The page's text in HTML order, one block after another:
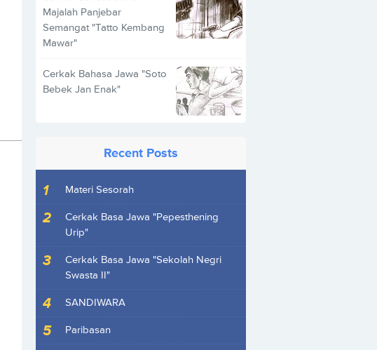
Majalah Panjebar
Semangat "Tatto Kembang
Mawar"
Cerkak Bahasa Jawa "Soto
Bebek Jan Enak"
Recent Posts
Materi Sesorah
Cerkak Basa Jawa "Pepesthening
Urip"
Cerkak Basa Jawa "Sekolah Negri
Swasta II"
SANDIWARA
Paribasan